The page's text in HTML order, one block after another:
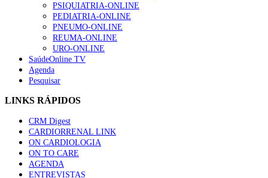
“Os programas de rastreio do cancro do pulmão são
custo-efetivos e representam um investimento
sustentável para os sistemas de saúde”
93 visualizações
Quase quatro em cada dez doentes com enfarte
87 visualizações
Trodelvy aprovado para primeira linha no cancro da
mama triplo negativo metastático em doentes não
elegíveis para inibidores PD-(L)1
PSIQUIATRIA-ONLINE
PEDIATRIA-ONLINE
PNEUMO-ONLINE
REUMA-ONLINE
URO-ONLINE
SaúdeOnline TV
Agenda
Pesquisar
LINKS RÁPIDOS
CRM Digest
CARDIORRENAL LINK
ON CARDIOLOGIA
ON TO CARE
AGENDA
ENTREVISTAS